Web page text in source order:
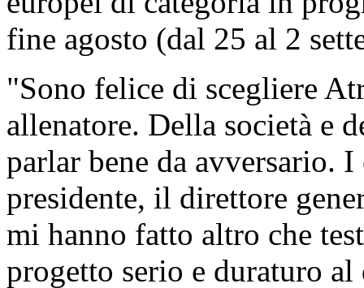
fine agosto (dal 25 al 2
"Sono felice di scegliere
allenatore. Della società e
parlar bene da avversario.
presidente, il direttore
mi hanno fatto altro che
progetto serio e duraturo